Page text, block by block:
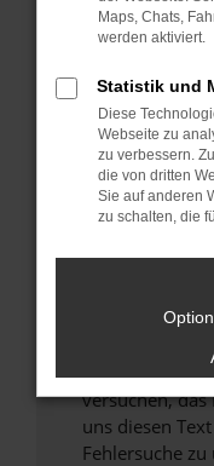
Starte dein
Probleme zu
Stelle sicher,
sind.
Veraltete
führen, dass
unterstützt
Wende dich
Wenn du alle
hast,
versuchen,
uns diesen
Fehlersuche
Maps, Chats,
werden aktiviert.
Statistik und
Diese
Webseite zu
zu verbessern.
die von dritten
Sie auf anderen
zu schalten, die